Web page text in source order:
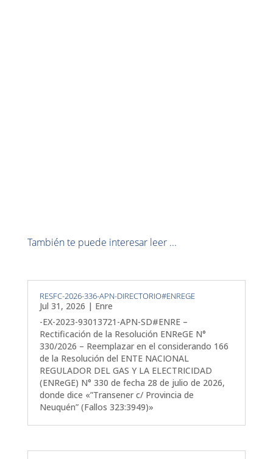
También te puede interesar leer ...
RESFC-2026-336-APN-DIRECTORIO#ENREGE
Jul 31, 2026 | Enre
-EX-2023-93013721-APN-SD#ENRE –
Rectificación de la Resolución ENReGE N°
330/2026 – Reemplazar en el considerando 166
de la Resolución del ENTE NACIONAL
REGULADOR DEL GAS Y LA ELECTRICIDAD
(ENReGE) N° 330 de fecha 28 de julio de 2026,
donde dice «”Transener c/ Provincia de
Neuquén” (Fallos 323:3949)»